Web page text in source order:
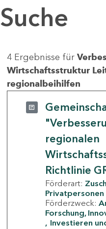
Suche
4 Ergebnisse für
Wirtschaftsstruktur
regionalbeihilfen
regionalen
Richtlinie
Förderart:
Privatpersonen
Förderzweck:
Forschung,
Investieren